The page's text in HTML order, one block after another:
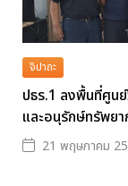
จิปาถะ
ปธร.1 ลงพื้นที่ศูนย์
และอนุรักษ์ทรัพยา
21 พฤษภาคม